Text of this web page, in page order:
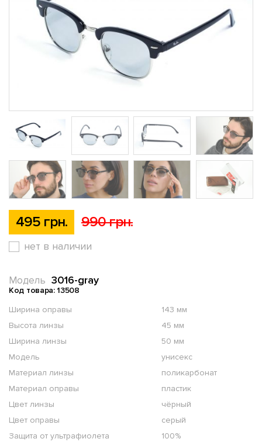
495 грн. 990 грн.
нет в наличии
3016-gray
Модель
Код товара: 13508
Ширина оправы
143 мм
Высота линзы
45 мм
Ширина линзы
50 мм
Модель
унисекс
Материал линзы
поликарбонат
Материал оправы
пластик
Цвет линзы
чёрный
Цвет оправы
серый
Защита от ультрафиолета
100%